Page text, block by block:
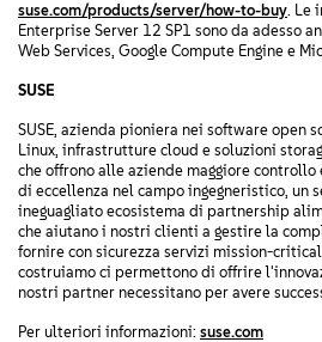
suse.com/products/server/how-to-buy. Le
Enterprise Server 12 SP1 sono da adesso
Web Services, Google Compute Engine e
SUSE
SUSE, azienda pioniera nei software open
Linux, infrastrutture cloud e soluzioni
che offrono alle aziende maggiore
di eccellenza nel campo ingegneristico, un
ineguagliato ecosistema di partnership
che aiutano i nostri clienti a gestire la
fornire con sicurezza servizi mission-
costruiamo ci permettono di offrire
nostri partner necessitano per avere
Per ulteriori informazioni: suse.com